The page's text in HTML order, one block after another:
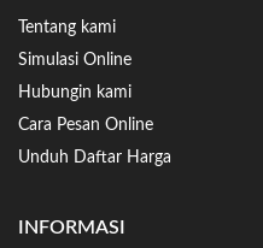
Tentang kami
Simulasi Online
Hubungin kami
Cara Pesan Online
Unduh Daftar Harga
INFORMASI